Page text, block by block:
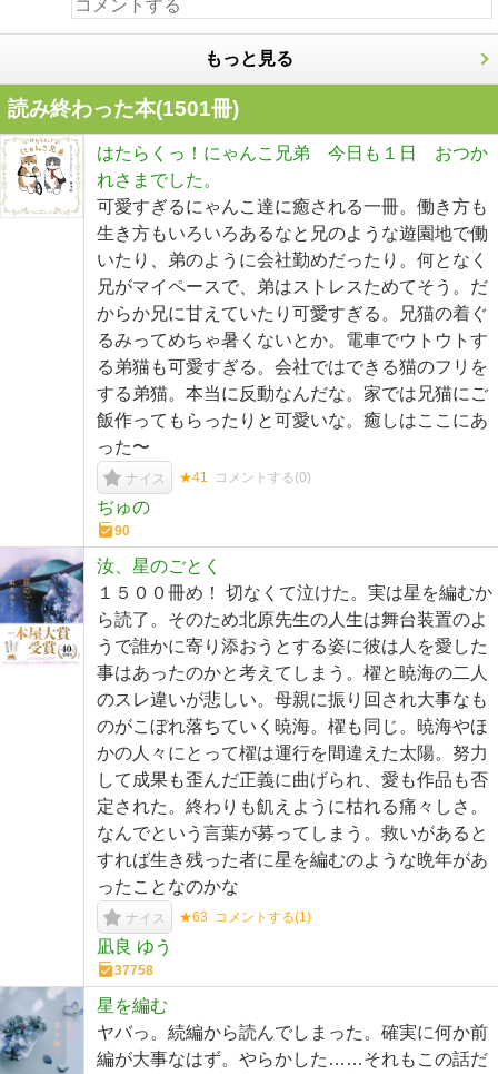
もっと見る
読み終わった本(1501冊)
はたらくっ！にゃんこ兄弟 今日も１日 おつか
れさまでした。
可愛すぎるにゃんこ達に癒される一冊。働き方も
生き方もいろいろあるなと兄のような遊園地で働
いたり、弟のように会社勤めだったり。何となく
兄がマイペースで、弟はストレスためてそう。だ
からか兄に甘えていたり可愛すぎる。兄猫の着ぐ
るみってめちゃ暑くないとか。電車でウトウトす
る弟猫も可愛すぎる。会社ではできる猫のフリを
する弟猫。本当に反動なんだな。家では兄猫にご
飯作ってもらったりと可愛いな。癒しはここにあ
った〜
ナイス ★41 コメントする(0)
ぢゅの
90
汝、星のごとく
１５００冊め！ 切なくて泣けた。実は星を編むか
ら読了。そのため北原先生の人生は舞台装置のよ
うで誰かに寄り添おうとする姿に彼は人を愛した
事はあったのかと考えてしまう。櫂と暁海の二人
のスレ違いが悲しい。母親に振り回され大事なも
のがこぼれ落ちていく暁海。櫂も同じ。暁海やほ
かの人々にとって櫂は運行を間違えた太陽。努力
して成果も歪んだ正義に曲げられ、愛も作品も否
定された。終わりも飢えように枯れる痛々しさ。
なんでという言葉が募ってしまう。救いがあると
すれば生き残った者に星を編むのような晩年があ
ったことなのかな
ナイス ★63 コメントする(1)
凪良 ゆう
37758
星を編む
ヤバっ。続編から読んでしまった。確実に何か前
編が大事なはず。やらかした……それもこの話だ